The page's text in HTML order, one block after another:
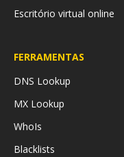
Escritório virtual online
FERRAMENTAS
DNS Lookup
MX Lookup
WhoIs
Blacklists